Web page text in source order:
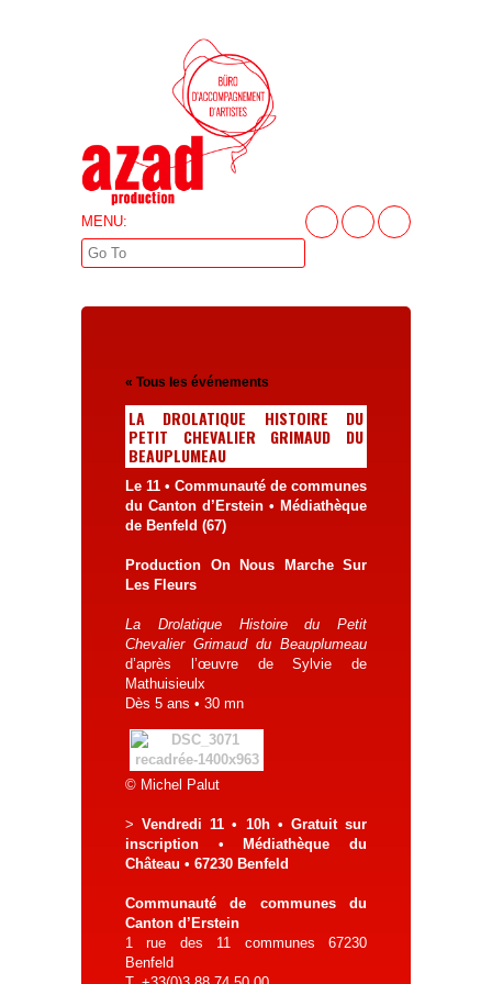
MENU:
« Tous les événements
LA DROLATIQUE HISTOIRE DU
PETIT CHEVALIER GRIMAUD DU
BEAUPLUMEAU
Le 11 • Communauté de communes
du Canton d’Erstein • Médiathèque
de Benfeld (67)
Production On Nous Marche Sur
Les Fleurs
La Drolatique Histoire du Petit
Chevalier Grimaud du Beauplumeau
d’après l’œuvre de Sylvie de
Mathuisieulx
Dès 5 ans • 30 mn
© Michel Palut
>Vendredi 11 • 10h • Gratuit sur
inscription • Médiathèque du
Château • 67230 Benfeld
Communauté de communes du
Canton d’Erstein
1 rue des 11 communes 67230
Benfeld